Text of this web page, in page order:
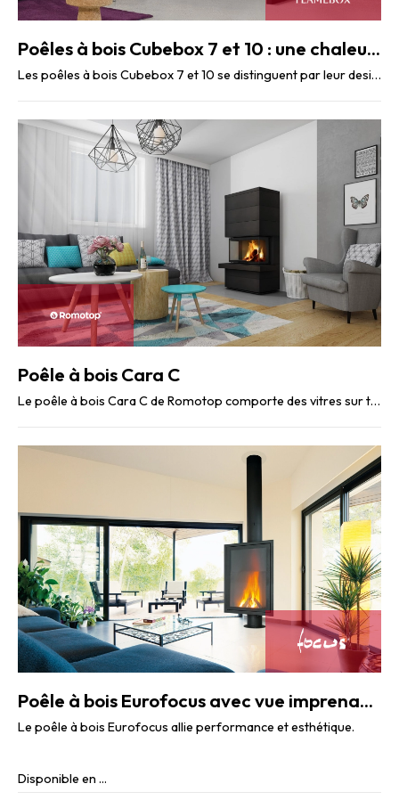
Poêles à bois Cubebox 7 et 10 : une chaleur performante et durable
Les poêles à bois Cubebox 7 et 10 se distinguent par leur design cubique moderne et leur ...
Poêle à bois Cara C
Le poêle à bois Cara C de Romotop comporte des vitres sur trois côtés et bénéficie d’une ...
Poêle à bois Eurofocus avec vue imprenable sur le feu
Le poêle à bois Eurofocus allie performance et esthétique.
Disponible en ...